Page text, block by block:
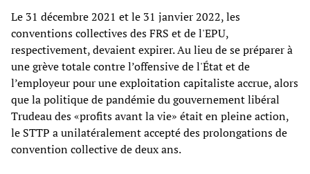
Le 31 décembre 2021 et le 31 janvier 2022, les
conventions collectives des FRS et de l'EPU,
respectivement, devaient expirer. Au lieu de se préparer à
une grève totale contre l’offensive de l'État et de
l’employeur pour une exploitation capitaliste accrue, alors
que la politique de pandémie du gouvernement libéral
Trudeau des «profits avant la vie» était en pleine action,
le STTP a unilatéralement accepté des prolongations de
convention collective de deux ans.